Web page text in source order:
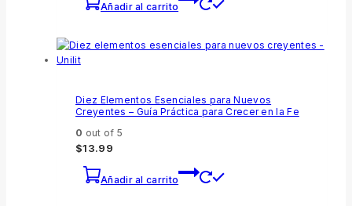
Añadir al carrito
Diez Elementos Esenciales para Nuevos
Creyentes – Guía Práctica para Crecer en la Fe
0 out of 5
$13.99
Añadir al carrito